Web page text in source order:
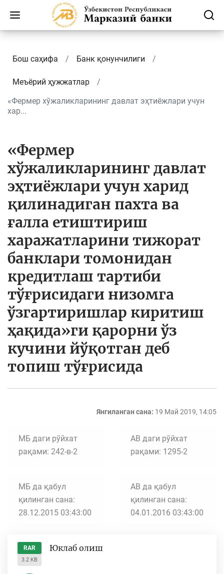
Бош саҳифа Банк қонунчилиги
Меъёрий ҳужжатлар
«Фермер хўжаликларининг давлат эҳтиёжлари учун
хар...
«Фермер
хўжаликларининг давлат
эҳтиёжлари учун харид
қилинадиган пахта ва
ғалла етиштириш
харажатларини тижорат
банклари томонидан
кредитлаш тартиби
тўғрисидаги низомга
ўзгартиришлар киритиш
ҳақида»ги қарорни ўз
кучини йўқотган деб
топиш тўғрисида
Янгиланган сана: 19 Май 2019, 14:05
МБ даги рўйхат
рақами: 242-в-2
АВ даги рўйхат
рақами: 1295-2
МБ да қабул
қилинган сана:
28.12.2015 03:43:00
АВ да қабул
қилинган сана:
04.01.2016 03:43:00
RAR
3.2 KB
Юклаб олиш